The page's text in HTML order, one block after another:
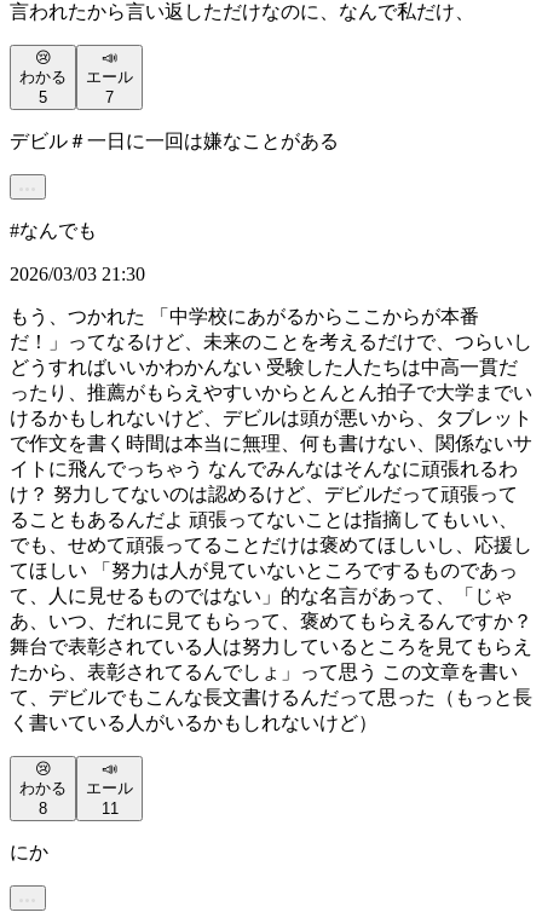
言われたから言い返しただけなのに、なんで私だけ、
😢
わかる
5
📣
エール
7
デビル＃一日に一回は嫌なことがある
#なんでも
2026/03/03 21:30
もう、つかれた 「中学校にあがるからここからが本番
だ！」ってなるけど、未来のことを考えるだけで、つらいし
どうすればいいかわかんない 受験した人たちは中高一貫だ
ったり、推薦がもらえやすいからとんとん拍子で大学までい
けるかもしれないけど、デビルは頭が悪いから、タブレット
で作文を書く時間は本当に無理、何も書けない、関係ないサ
イトに飛んでっちゃう なんでみんなはそんなに頑張れるわ
け？ 努力してないのは認めるけど、デビルだって頑張って
ることもあるんだよ 頑張ってないことは指摘してもいい、
でも、せめて頑張ってることだけは褒めてほしいし、応援し
てほしい 「努力は人が見ていないところでするものであっ
て、人に見せるものではない」的な名言があって、「じゃ
あ、いつ、だれに見てもらって、褒めてもらえるんですか？
舞台で表彰されている人は努力しているところを見てもらえ
たから、表彰されてるんでしょ」って思う この文章を書い
て、デビルでもこんな長文書けるんだって思った（もっと長
く書いている人がいるかもしれないけど）
😢
わかる
8
📣
エール
11
にか